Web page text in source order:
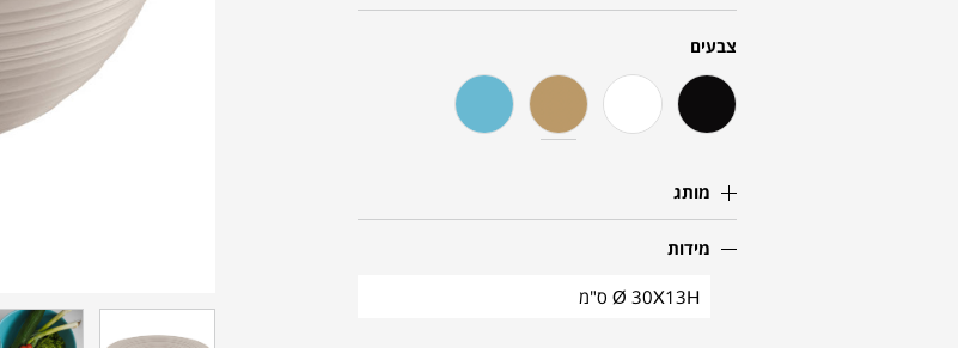
צבעים
מותג
מידות
Ø 30X13H ס"מ